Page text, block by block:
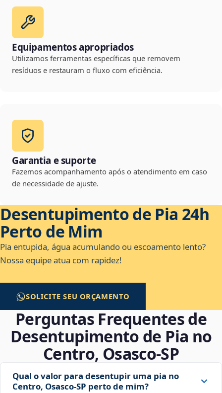
Equipamentos apropriados
Utilizamos ferramentas específicas que removem
resíduos e restauram o fluxo com eficiência.
Garantia e suporte
Fazemos acompanhamento após o atendimento em caso
de necessidade de ajuste.
Desentupimento de Pia 24h
Perto de Mim
Pia entupida, água acumulando ou escoamento lento?
Nossa equipe atua com rapidez!
SOLICITE SEU ORÇAMENTO
Perguntas Frequentes de
Desentupimento de Pia no
Centro, Osasco‑SP
Qual o valor para desentupir uma pia no
Centro, Osasco‑SP perto de mim?